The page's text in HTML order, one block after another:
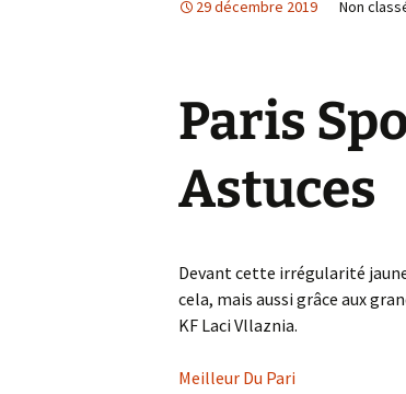
La
29 décembre 2019 Non
Paris
Astuces
Devant cette irrégularité
cela, mais aussi grâce aux
KF Laci Vllaznia.
Meilleur Du Pari